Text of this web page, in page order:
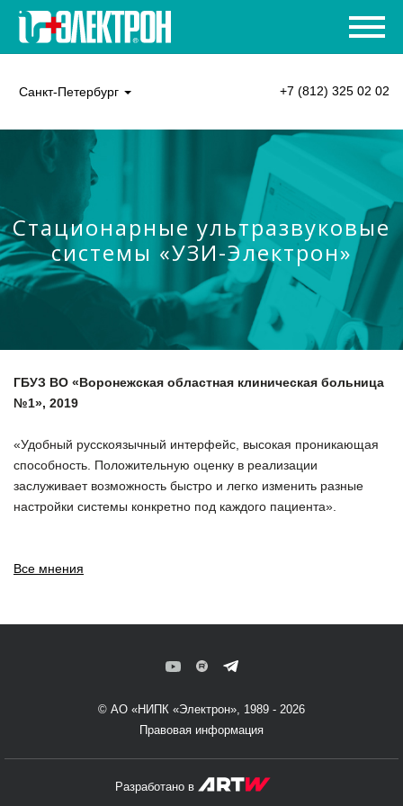
Санкт-Петербург +7 (812) 325 02 02
Стационарные ультразвуковые
системы «УЗИ-Электрон»
ГБУЗ ВО «Воронежская областная клиническая больница
№1», 2019
«Удобный русскоязычный интерфейс, высокая проникающая
способность. Положительную оценку в реализации
заслуживает возможность быстро и легко изменить разные
настройки системы конкретно под каждого пациента».
Все мнения
© АО «НИПК «Электрон», 1989 - 2026
Правовая информация
Разработано в